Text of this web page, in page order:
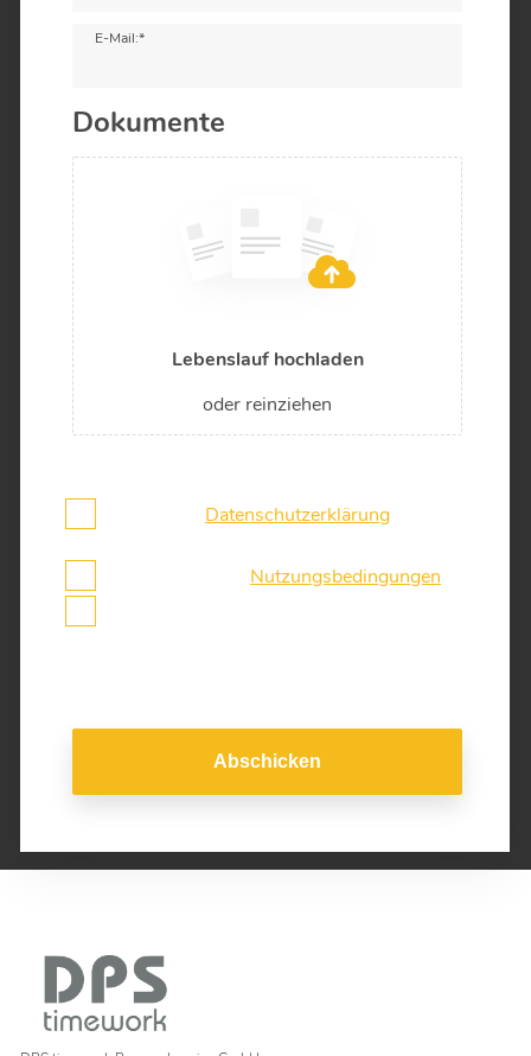
E-Mail:*
Dokumente
Lebenslauf hochladen
oder reinziehen
Datenschutzerklärung
Nutzungsbedingungen
Abschicken